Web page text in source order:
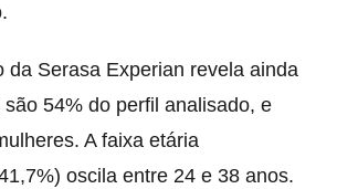
da Serasa Experian revela ainda
54% do perfil analisado, e
A faixa etária
oscila entre 24 e 38 anos.